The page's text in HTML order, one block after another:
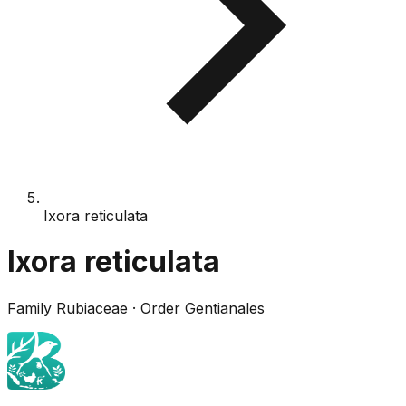
Ixora reticulata
Ixora reticulata
Family Rubiaceae · Order Gentianales